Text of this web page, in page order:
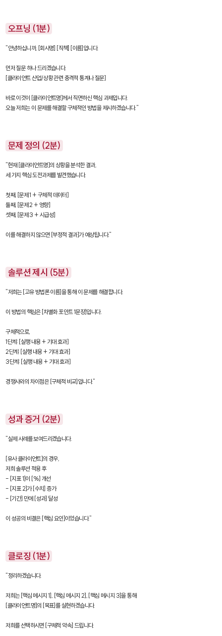
오프닝 (1분)
"안녕하십니까, [회사명] [직책] [이름]입니다.
먼저 질문 하나 드리겠습니다.
[클라이언트 산업/상황 관련 충격적 통계나 질문]
바로 이것이 [클라이언트명]께서 직면하신 핵심 과제입니다.
오늘 저희는 이 문제를 해결할 구체적인 방법을 제시하겠습니다."
문제 정의 (2분)
"현재 [클라이언트명]의 상황을 분석한 결과,
세 가지 핵심 도전과제를 발견했습니다.
첫째, [문제 1 + 구체적 데이터]
둘째, [문제 2 + 영향]
셋째, [문제 3 + 시급성]
이를 해결하지 않으면 [부정적 결과]가 예상됩니다."
솔루션 제시 (5분)
"저희는 [고유 방법론 이름]을 통해 이 문제를 해결합니다.
이 방법의 핵심은 [차별화 포인트 1문장]입니다.
구체적으로,
1단계: [실행 내용 + 기대 효과]
2단계: [실행 내용 + 기대 효과]
3단계: [실행 내용 + 기대 효과]
경쟁사와의 차이점은 [구체적 비교]입니다."
성과 증거 (2분)
"실제 사례를 보여드리겠습니다.
[유사 클라이언트]의 경우,
저희 솔루션 적용 후
- [지표 1]이 [%] 개선
- [지표 2]가 [수치] 증가
- [기간] 만에 [성과] 달성
이 성공의 비결은 [핵심 요인]이었습니다."
클로징 (1분)
"정리하겠습니다.
저희는 [핵심 메시지 1], [핵심 메시지 2], [핵심 메시지 3]을 통해
[클라이언트명]의 [목표]를 실현하겠습니다.
저희를 선택하시면 [구체적 약속] 드립니다.